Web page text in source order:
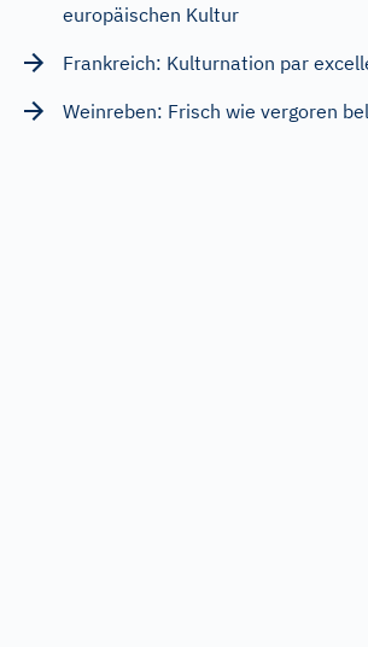
europäischen Kultur
Frankreich: Kulturnation par
Weinreben: Frisch wie vergoren